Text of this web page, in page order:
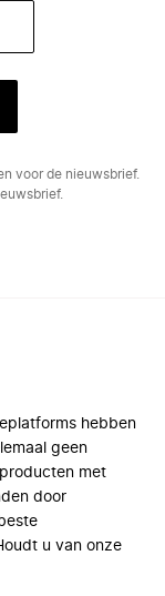
voor de nieuwsbrief.
hebben
geen
met
door
u van onze